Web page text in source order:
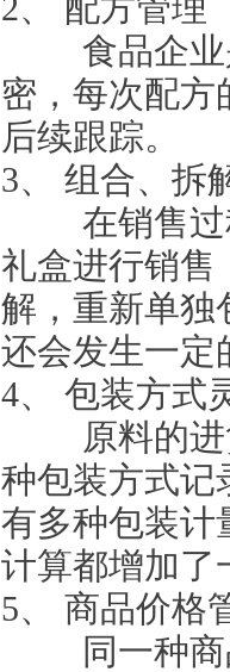
2、 配方管理
食品企业是
密，每次配方
后续跟踪。
3、 组合、拆
在销售过程
礼盒进行销售
解，重新单独
还会发生一定
4、 包装方式
原料的进货
种包装方式记
有多种包装计
计算都增加了
5、 商品价格
同一种商品